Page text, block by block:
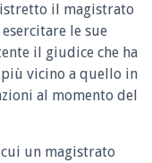
il magistrato
le sue
il giudice che ha
vicino a quello in
al momento del
un magistrato